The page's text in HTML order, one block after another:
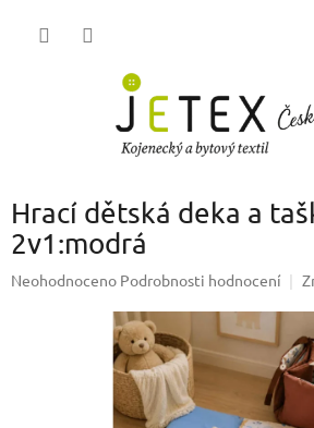
Hrací dětská deka a
2v1:modrá
Průměrné
Neohodnoceno Podrobnosti hodnocení